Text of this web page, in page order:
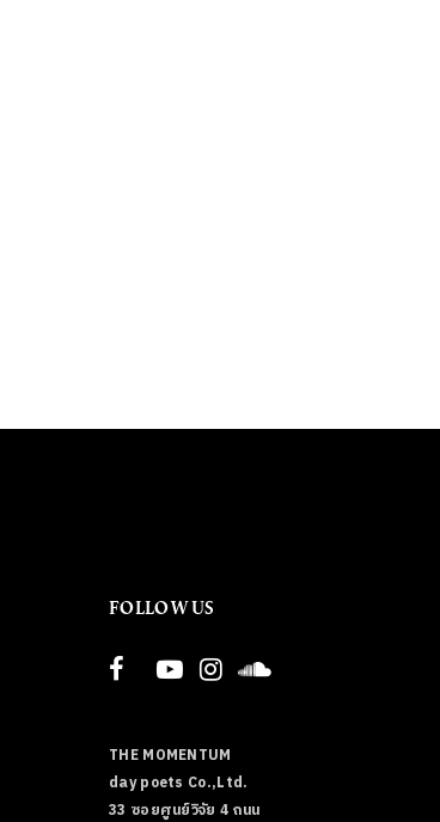
FOLLOW US
THE MOMENTUM
day poets Co.,Ltd.
33 ซอยศูนย์วิจัย 4 ถนน